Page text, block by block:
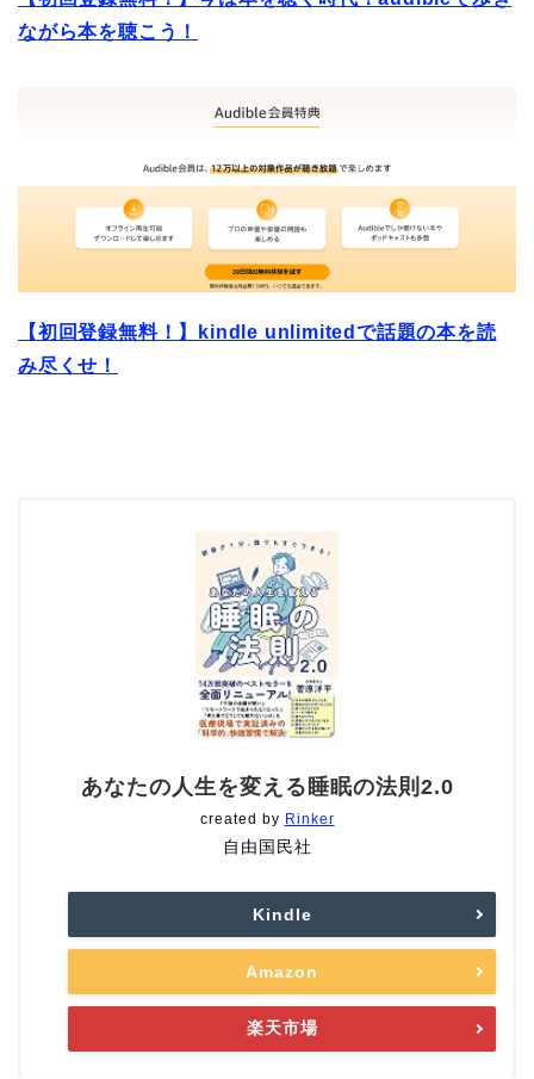
ながら本を聴こう！
【初回登録無料！】kindle unlimitedで話題の本を読
み尽くせ！
あなたの人生を変える睡眠の法則2.0
created by Rinker
自由国民社
Kindle
Amazon
楽天市場